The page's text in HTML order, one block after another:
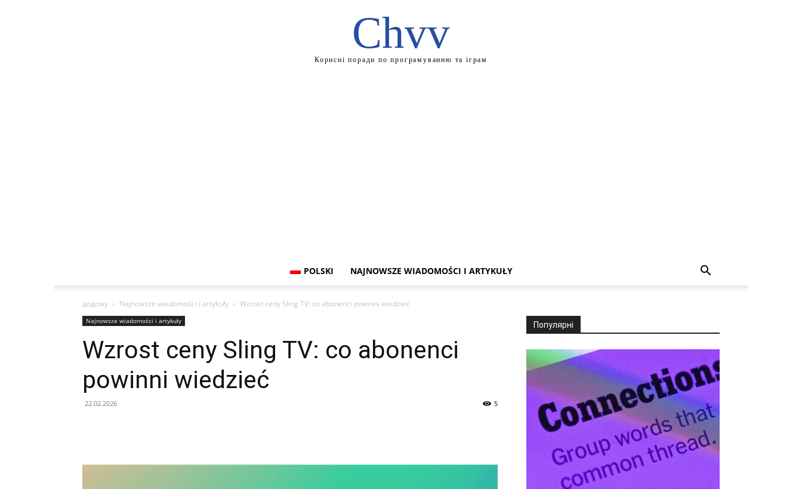
Chvv
Корисні поради по програмуванню та іграм
POLSKI NAJNOWSZE WIADOMOŚCI I ARTYKUŁY
додому Najnowsze wiadomości i artykuły Wzrost ceny Sling TV: co abonenci powinni wiedzieć
Najnowsze wiadomości i artykuły
Wzrost ceny Sling TV: co abonenci
powinni wiedzieć
22.02.2026 5
Популярні